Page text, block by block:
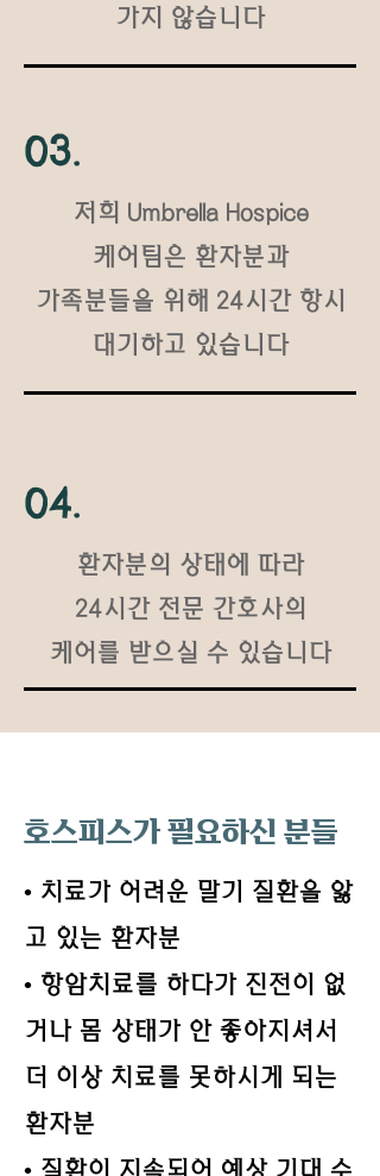
가지 않습니다
03.
​저희 Umbrella Hospice
케어팀은 환자분과
가족분들을 위해 24시간 항시
대기하고 있습니다
04.
​환자분의 상태에 따라
24시간 전문 간호사의
케어를 받으실 수 있습니다
호스피스가 필요하신 분들
• 치료가 어려운 말기 질환을 앓
고 있는 환자분
• 항암치료를 하다가 진전이 없
거나 몸 상태가 안 좋아지셔서
더 이상 치료를 못하시게 되는
환자분
• 질환이 지속되어 예상 기대 수